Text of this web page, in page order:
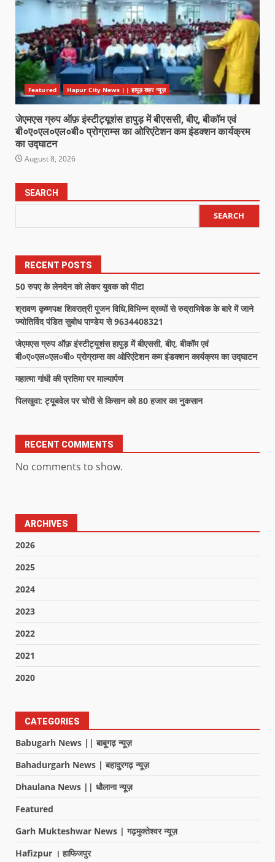
Featured Hapur City News || हापुड़ शहर न्यूज़
जेएमएस ग्रुप ऑफ़ इंस्टीट्यूशंस हापुड़ में बीएससी, बीए, बीकॉम एवं
बी०ए०एल०एल०बी० प्रोग्राम्स का ओरिएंटेशन कम इंडक्शन कार्यक्रम
का उद्घाटन
August 8, 2026
SEARCH
SEARCH
RECENT POSTS
50 रुपए के लेनदेन को लेकर युवक को पीटा
श्रावण कृष्णपक्ष शिवरात्री पूजन विधि,विभिन्न द्रव्यों से रुद्राभिषेक के बारे में जाने
ज्योतिर्विद पंडित सुबोध पाण्डेय से 9634408321
जेएमएस ग्रुप ऑफ़ इंस्टीट्यूशंस हापुड़ में बीएससी, बीए, बीकॉम एवं
बी०ए०एल०एल०बी० प्रोग्राम्स का ओरिएंटेशन कम इंडक्शन कार्यक्रम का उद्घाटन
महात्मा गांधी की प्रतिमा पर माल्यार्पण
पिलखुवा: ट्यूबवेल पर चोरी से किसान को 80 हजार का नुकसान
RECENT COMMENTS
No comments to show.
ARCHIVES
2026
2025
2024
2023
2022
2021
2020
CATEGORIES
Babugarh News || बाबूगढ़ न्यूज़
Bahadurgarh News | बहादुरगढ़ न्यूज़
Dhaulana News || धौलाना न्यूज़
Featured
Garh Mukteshwar News | गढ़मुक्तेश्वर न्यूज़
Hafizpur । हाफिजपुर